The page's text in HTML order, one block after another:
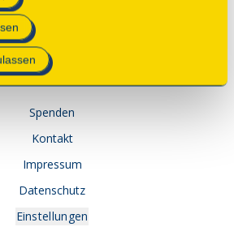
Sie in unserer
.
Denkmalschutz • Schlegelstraße
1 • 53113 Bonn
Spenden
Kontakt
Impressum
Datenschutz
Einstellungen